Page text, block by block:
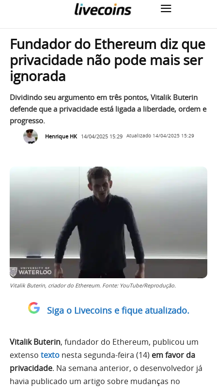
Fundador do Ethereum diz que
privacidade não pode mais ser
ignorada
Dividindo seu argumento em três pontos, Vitalik Buterin
defende que a privacidade está ligada a liberdade, ordem e
progresso.
Henrique HK 14/04/2025 15:29 Atualizado 14/04/2025 15:29
Vitalik Buterin, criador do Ethereum. Fonte: YouTube/Reprodução.
Siga o Livecoins e fique atualizado.
Vitalik Buterin, fundador do Ethereum, publicou um
extenso texto nesta segunda-feira (14) em favor da
privacidade. Na semana anterior, o desenvolvedor já
havia publicado um artigo sobre mudanças no